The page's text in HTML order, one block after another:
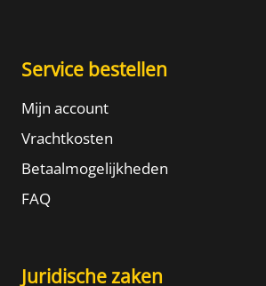
Service bestellen
Mijn account
Vrachtkosten
Betaalmogelijkheden
FAQ
Juridische zaken